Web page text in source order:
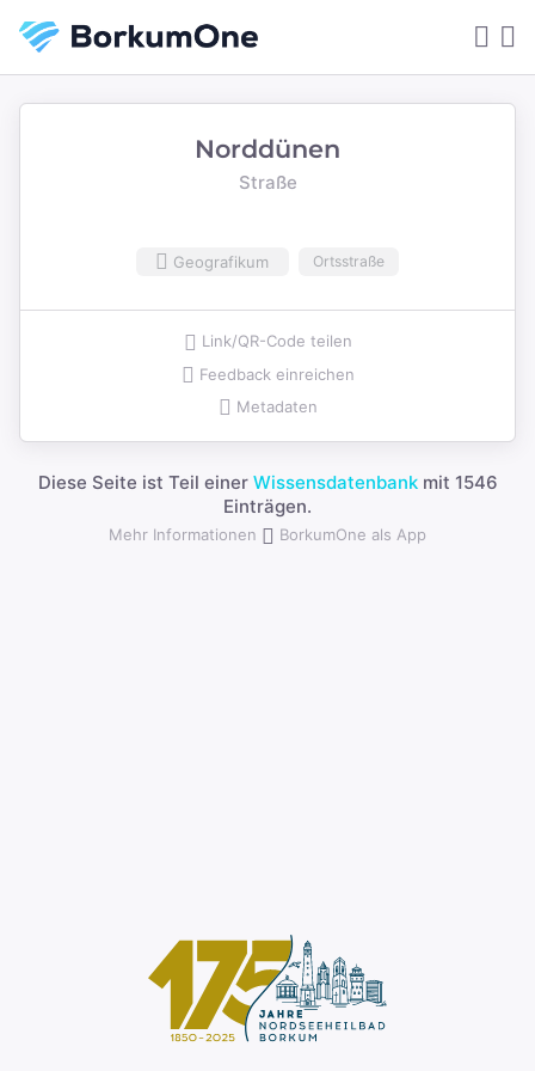
Norddünen
Straße
Geografikum Ortsstraße
Link/QR-Code teilen
Feedback einreichen
Metadaten
Diese Seite ist Teil einer Wissensdatenbankmit 1546
Einträgen.
Mehr Informationen BorkumOne als App